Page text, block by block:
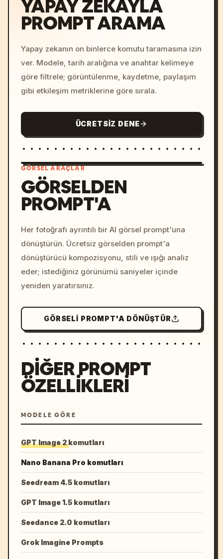
YAPAY ZEKAYLA
PROMPT ARAMA
Yapay zekanın on binlerce komutu taramasına izin
ver. Modele, tarih aralığına ve anahtar kelimeye
göre filtrele; görüntülenme, kaydetme, paylaşım
gibi etkileşim metriklerine göre sırala.
ÜCRETSIZ DENE
colors, 8k --v 6.0
GÖRSEL ARAÇLAR
GÖRSELDEN
PROMPT'A
Her fotoğrafı ayrıntılı bir AI görsel prompt'una
dönüştürün. Ücretsiz görselden prompt'a
dönüştürücü kompozisyonu, stili ve ışığı analiz
eder; istediğiniz görünümü saniyeler içinde
yeniden yaratırsınız.
GÖRSELI PROMPT'A DÖNÜŞTÜR
DIĞER PROMPT
ÖZELLIKLERI
MODELE GÖRE
GPT Image 2 komutları
Nano Banana Pro komutları
Seedream 4.5 komutları
GPT Image 1.5 komutları
Seedance 2.0 komutları
Grok Imagine Prompts